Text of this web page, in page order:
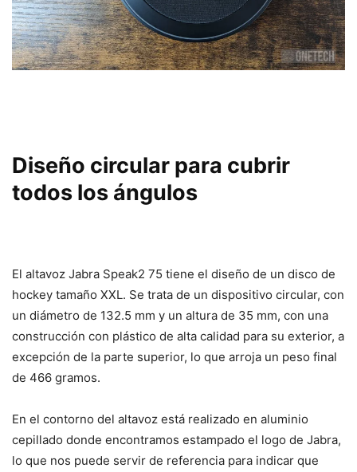
Diseño circular para cubrir
todos los ángulos
El altavoz Jabra Speak2 75 tiene el diseño de un disco de
hockey tamaño XXL. Se trata de un dispositivo circular, con
un diámetro de 132.5 mm y un altura de 35 mm, con una
construcción con plástico de alta calidad para su exterior, a
excepción de la parte superior, lo que arroja un peso final
de 466 gramos.
En el contorno del altavoz está realizado en aluminio
cepillado donde encontramos estampado el logo de Jabra,
lo que nos puede servir de referencia para indicar que